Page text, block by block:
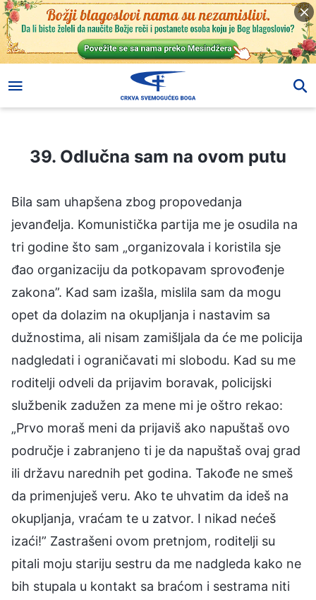
39. Odlučna sam na ovom putu
39. Odlučna sam na ovom putu
Bila sam uhapšena zbog propovedanja
jevanđelja. Komunistička partija me je osudila na
tri godine što sam „organizovala i koristila sje
đao organizaciju da potkopavam sprovođenje
zakona”. Kad sam izašla, mislila sam da mogu
opet da dolazim na okupljanja i nastavim sa
dužnostima, ali nisam zamišljala da će me policija
nadgledati i ograničavati mi slobodu. Kad su me
roditelji odveli da prijavim boravak, policijski
službenik zadužen za mene mi je oštro rekao:
„Prvo moraš meni da prijaviš ako napuštaš ovo
područje i zabranjeno ti je da napuštaš ovaj grad
ili državu narednih pet godina. Takođe ne smeš
da primenjuješ veru. Ako te uhvatim da ideš na
okupljanja, vraćam te u zatvor. I nikad nećeš
izaći!” Zastrašeni ovom pretnjom, roditelji su
pitali moju stariju sestru da me nadgleda kako ne
bih stupala u kontakt sa braćom i sestrama niti